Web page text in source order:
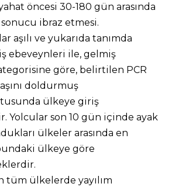
öncesi 30-180 gün arasında
ibraz etmesi.
aşılı ve yukarıda tanımda
ebeveynleri ile, gelmiş
göre, belirtilen PCR
doldurmuş
ülkeye giriş
Yolcular son 10 gün içinde ayak
ülkeler arasında en
ülkeye göre
tüm ülkelerde yayılım